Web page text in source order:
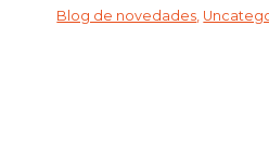
Blog de novedades